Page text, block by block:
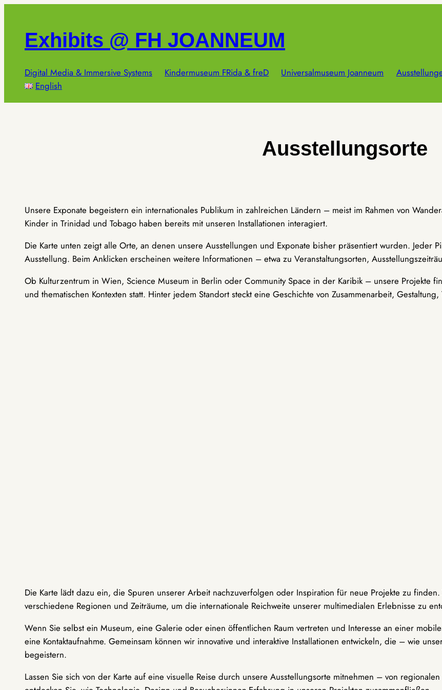
springenExhibits @ FH JOANNEUM
Digital Media & Immersive Systems Kindermuseum FRida & freD Universalmuseum Joanneum
English
Ausstellungsorte
Unsere Exponate begeistern ein internationales Publikum in zahlreichen Ländern – meist im Rahmen von
Kinder in Trinidad und Tobago haben bereits mit unseren Installationen interagiert.
Die Karte unten zeigt alle Orte, an denen unsere Ausstellungen und Exponate bisher präsentiert wurden. Jeder
Ausstellung. Beim Anklicken erscheinen weitere Informationen – etwa zu Veranstaltungsorten,
Ob Kulturzentrum in Wien, Science Museum in Berlin oder Community Space in der Karibik – unsere Projekte
und thematischen Kontexten statt. Hinter jedem Standort steckt eine Geschichte von Zusammenarbeit,
Die Karte lädt dazu ein, die Spuren unserer Arbeit nachzuverfolgen oder Inspiration für neue Projekte zu
verschiedene Regionen und Zeiträume, um die internationale Reichweite unserer multimedialen Erlebnisse zu
Wenn Sie selbst ein Museum, eine Galerie oder einen öffentlichen Raum vertreten und Interesse an einer
eine Kontaktaufnahme. Gemeinsam können wir innovative und interaktive Installationen entwickeln, die – wie
begeistern.
Lassen Sie sich von der Karte auf eine visuelle Reise durch unsere Ausstellungsorte mitnehmen – von